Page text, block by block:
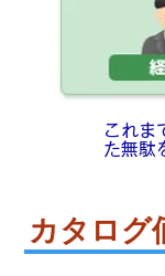
これま
た無駄
カタログ